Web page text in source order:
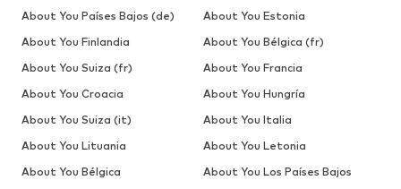
About You Países Bajos (de)
About You Estonia
About You Finlandia
About You Bélgica (fr)
About You Suiza (fr)
About You Francia
About You Croacia
About You Hungría
About You Suiza (it)
About You Italia
About You Lituania
About You Letonia
About You Bélgica
About You Los Países Bajos